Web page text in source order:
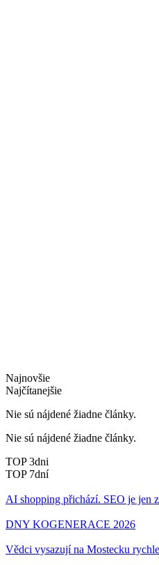
Najnovšie
Najčítanejšie
Nie sú nájdené žiadne články.
Nie sú nájdené žiadne články.
TOP 3dni
TOP 7dní
AI shopping přichází. SEO je jen
DNY KOGENERACE 2026
Vědci vysazují na Mostecku